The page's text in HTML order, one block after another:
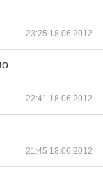
23:25 18.06.2012
22:41 18.06.2012
21:45 18.06.2012